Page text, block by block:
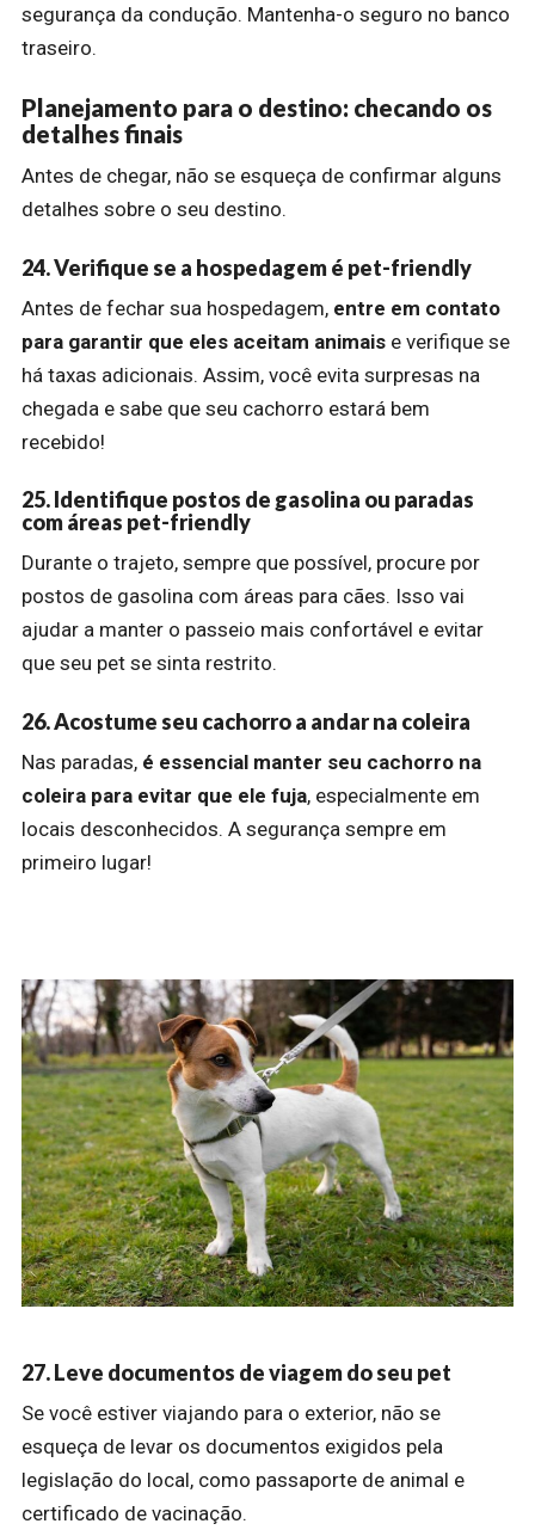
segurança da condução. Mantenha-o seguro no banco
traseiro.
Planejamento para o destino: checando os
detalhes finais
Antes de chegar, não se esqueça de confirmar alguns
detalhes sobre o seu destino.
24. Verifique se a hospedagem é pet-friendly
Antes de fechar sua hospedagem, entre em contato
para garantir que eles aceitam animais e verifique se
há taxas adicionais. Assim, você evita surpresas na
chegada e sabe que seu cachorro estará bem
recebido!
25. Identifique postos de gasolina ou paradas
com áreas pet-friendly
Durante o trajeto, sempre que possível, procure por
postos de gasolina com áreas para cães. Isso vai
ajudar a manter o passeio mais confortável e evitar
que seu pet se sinta restrito.
26. Acostume seu cachorro a andar na coleira
Nas paradas, é essencial manter seu cachorro na
coleira para evitar que ele fuja, especialmente em
locais desconhecidos. A segurança sempre em
primeiro lugar!
27. Leve documentos de viagem do seu pet
Se você estiver viajando para o exterior, não se
esqueça de levar os documentos exigidos pela
legislação do local, como passaporte de animal e
certificado de vacinação.